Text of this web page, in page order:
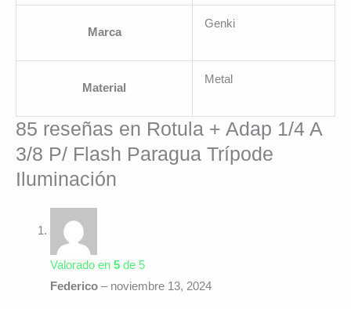
Marca
Genki
Material
Metal
85 reseñas en Rotula + Adap 1/4 A
3/8 P/ Flash Paragua Trípode
Iluminación
Valorado en 5de 5
Federico – noviembre 13, 2024